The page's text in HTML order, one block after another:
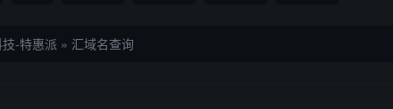
-特惠派 » 汇域名查询